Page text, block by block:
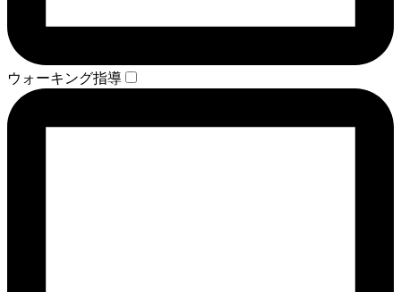
ウォーキング指導